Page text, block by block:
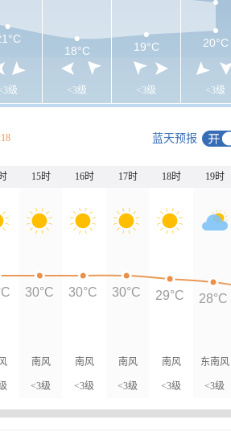
级 <3级 <3级 <3级
18°C
19°C 20°C
蓝天预报
15时 16时 17时 18时 19时
南风
<3级
南风
<3级
南风
<3级
南风
<3级
东南风
<3级
30°C 30°C 30°C 29°C 28°C